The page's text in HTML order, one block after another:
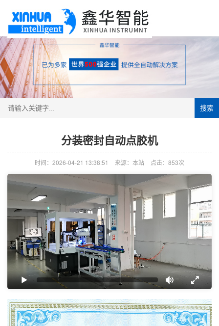
搜索
分装密封自动点胶机
时间：2026-04-21 13:38:51 来源：本站 点击：853次